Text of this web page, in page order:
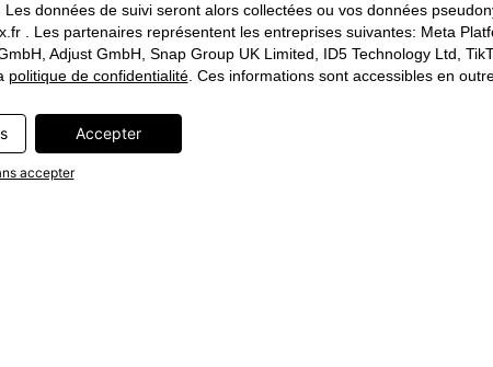
données de suivi seront alors collectées ou vos données
. Les partenaires représentent les entreprises suivantes: Meta
Adjust GmbH, Snap Group UK Limited, ID5 Technology Ltd,
politique de confidentialité. Ces informations sont accessibles en
Accepter
accepter